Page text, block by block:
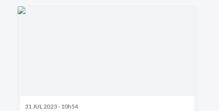
31 JUL 2023 - 10h54